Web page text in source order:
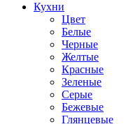
Кухни
Цвет
Белые
Черные
Желтые
Красные
Зеленые
Серые
Бежевые
Глянцевые